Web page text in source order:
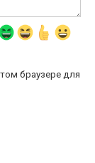
браузере для